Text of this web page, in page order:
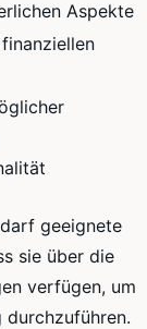
Aspekte
geeignete
sie über die
verfügen, um
durchzuführen.